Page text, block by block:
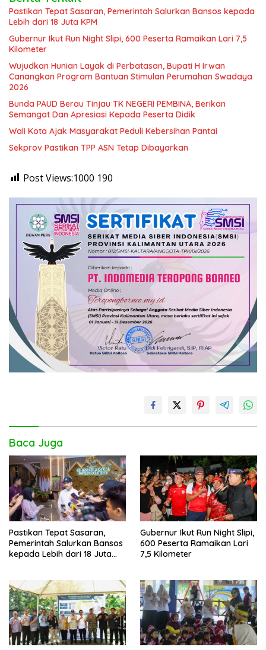
Pastikan Tepat Sasaran, Pemerintah Salurkan Bansos kepada
Lebih dari 18 Juta KPM
Gubernur Ikut Run Night Slipi, 600 Peserta Ramaikan Lari 7,5
Kilometer
Wujudkan Hunian Layak di Perbatasan, Bupati H Irwan
Canangkan Program Bantuan Stimulan Perumahan Swadaya
2026
Bunda PAUD Berau Tinjau TK NEGERI PEMBINA, Berikan
Semangat Dan Apresiasi Kepada Peserta Didik
Wali Kota Ajak Masyarakat Peduli Kebersihan Pantai
Sekprov Pastikan TPP ASN Tetap Dibayarkan
Post Views:1000 190
Baca Juga
Pastikan Tepat Sasaran,
Pemerintah Salurkan Bansos
kepada Lebih dari 18 Juta
Gubernur Ikut Run Night Slipi,
600 Peserta Ramaikan Lari
7,5 Kilometer